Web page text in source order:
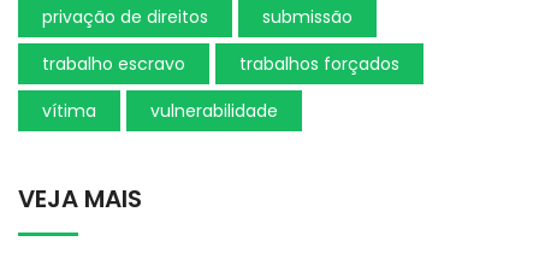
privação de direitos
submissão
trabalho escravo
trabalhos forçados
vítima
vulnerabilidade
VEJA MAIS